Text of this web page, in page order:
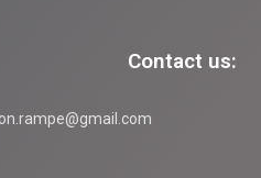
Contact us: